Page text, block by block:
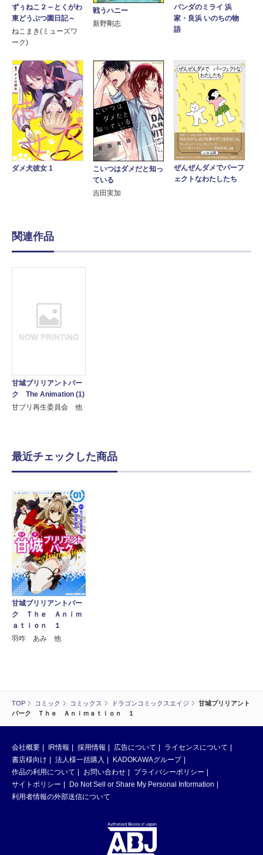
TOP コミック コミックス ドラゴンコミックスエイジ
甘城ブリリアント
パーク Ｔｈｅ Ａｎｉｍａｔｉｏｎ １
ずぅねこ２～とくがわ
東どうぶつ園日記～
ねこまき(ミューズワ
ーク)
戦うハニー
新野剛志
パンダのミライ 浜
家・良浜 いのちの物
語
ダメ犬彼女 1
こいつはダメだと知っ
ている
吉田実加
ぜんぜんダメでパーフ
ェクトなわたしたち
関連作品
甘城ブリリアントパー
ク The Animation (1)
甘ブリ再生委員会 他
最近チェックした商品
甘城ブリリアントパー
ク Ｔｈｅ Ａｎｉｍ
ａｔｉｏｎ １
羽咋 あみ 他
会社概要 IR情報 採用情報 広告について
ライセンスについて
書店様向け
法人様一括購入
KADOKAWAグループ
作品の利用について
お問い合わせ
プライバシーポリシー
サイトポリシー
Do Not Sell or Share My Personal Information
利用者情報の外部送信について